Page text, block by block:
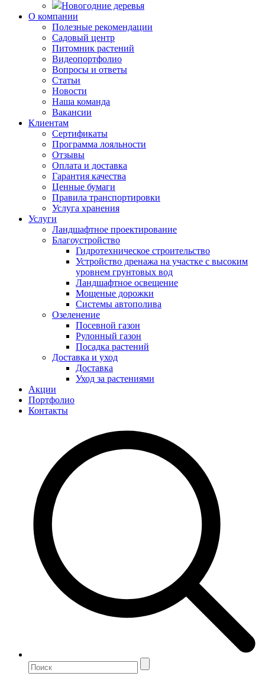
Новогодние деревья
О компании
Полезные рекомендации
Садовый центр
Питомник растений
Видеопортфолио
Вопросы и ответы
Статьи
Новости
Наша команда
Вакансии
Клиентам
Сертификаты
Программа лояльности
Отзывы
Оплата и доставка
Гарантия качества
Ценные бумаги
Правила транспортировки
Услуга хранения
Услуги
Ландшафтное проектирование
Благоустройство
Гидротехническое строительство
Устройство дренажа на участке с высоким
уровнем грунтовых вод
Ландшафтное освещение
Мощеные дорожки
Системы автополива
Озеленение
Посевной газон
Рулонный газон
Посадка растений
Доставка и уход
Доставка
Уход за растениями
Акции
Портфолио
Контакты